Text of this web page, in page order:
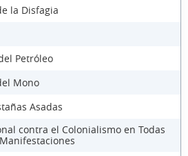
la Disfagia
Petróleo
Mono
Asadas
contra el Colonialismo en Todas